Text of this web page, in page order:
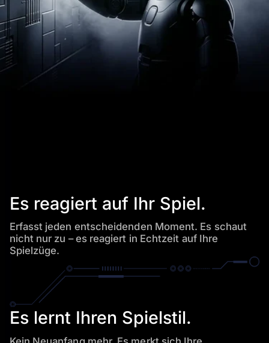
Es reagiert auf Ihr Spiel.
Erfasst jeden entscheidenden Moment. Es schaut
nicht nur zu – es reagiert in Echtzeit auf Ihre
Spielzüge.
Es lernt Ihren Spielstil.